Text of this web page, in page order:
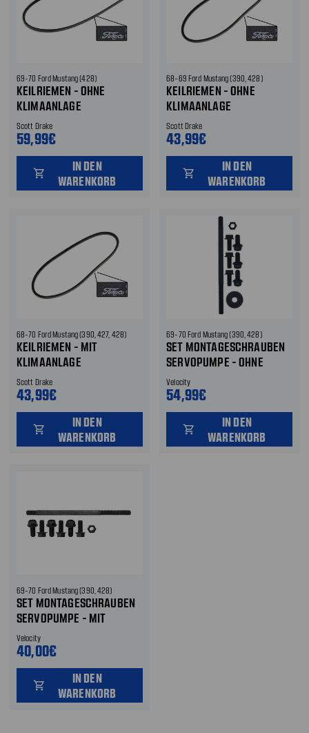
69-70 Ford Mustang (428)
KEILRIEMEN - OHNE
KLIMAANLAGE
LICHTMASCHINE
Scott Drake
59,99€
shopping_cart
IN DEN
WARENKORB
68-69 Ford Mustang (390, 428)
KEILRIEMEN - OHNE
KLIMAANLAGE
SERVOLENKUNG
Scott Drake
43,99€
shopping_cart
IN DEN
WARENKORB
68-70 Ford Mustang (390, 427, 428)
KEILRIEMEN - MIT
KLIMAANLAGE
SERVOLENKUNG
Scott Drake
43,99€
shopping_cart
IN DEN
WARENKORB
69-70 Ford Mustang (390, 428)
SET MONTAGESCHRAUBEN
SERVOPUMPE - OHNE
KLIMAANLAGE
Velocity
54,99€
shopping_cart
IN DEN
WARENKORB
69-70 Ford Mustang (390, 428)
SET MONTAGESCHRAUBEN
SERVOPUMPE - MIT
KLIMAANLAGE
Velocity
40,00€
shopping_cart
IN DEN
WARENKORB